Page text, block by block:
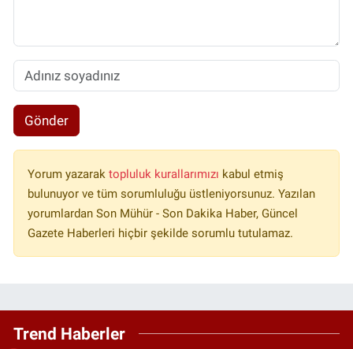
Gönder
Yorum yazarak topluluk kurallarımızı kabul etmiş
bulunuyor ve tüm sorumluluğu üstleniyorsunuz. Yazılan
yorumlardan Son Mühür - Son Dakika Haber, Güncel
Gazete Haberleri hiçbir şekilde sorumlu tutulamaz.
Trend Haberler